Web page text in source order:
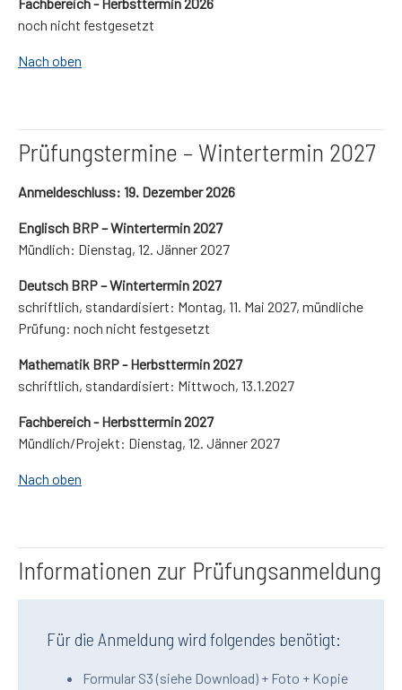
Fachbereich - Herbsttermin 2026
noch nicht festgesetzt
Nach oben
Prüfungstermine – Wintertermin 2027
Anmeldeschluss: 19. Dezember 2026
Englisch BRP – Wintertermin 2027
Mündlich: Dienstag, 12. Jänner 2027
Deutsch BRP – Wintertermin 2027
schriftlich, standardisiert: Montag, 11. Mai 2027, mündliche
Prüfung: noch nicht festgesetzt
Mathematik BRP - Herbsttermin 2027
schriftlich, standardisiert: Mittwoch, 13.1.2027
Fachbereich - Herbsttermin 2027
Mündlich/Projekt: Dienstag, 12. Jänner 2027
Nach oben
Informationen zur Prüfungsanmeldung
Für die Anmeldung wird folgendes benötigt:
Formular S3 (siehe Download) + Foto + Kopie